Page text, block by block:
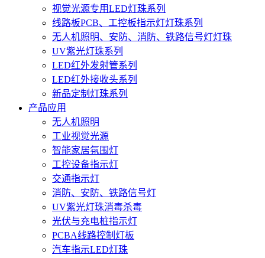
视觉光源专用LED灯珠系列
线路板PCB、工控板指示灯灯珠系列
无人机照明、安防、消防、铁路信号灯灯珠
UV紫光灯珠系列
LED红外发射管系列
LED红外接收头系列
新品定制灯珠系列
产品应用
无人机照明
工业视觉光源
智能家居氛围灯
工控设备指示灯
交通指示灯
消防、安防、铁路信号灯
UV紫光灯珠消毒杀毒
光伏与充电桩指示灯
PCBA线路控制灯板
汽车指示LED灯珠